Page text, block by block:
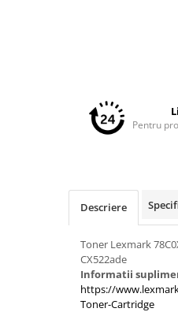
Consumabile imprimanta
Drum unit compatibile
Imprimante 3D
Accesorii imprimante 3D
Filament imprimanta 3D
Pentru
Descriere
Toner Lexmark
CX522ade
Informatii
https://
Toner-Cartridge